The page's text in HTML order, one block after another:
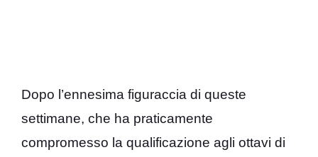
Dopo l’ennesima figuraccia di queste
settimane, che ha praticamente
compromesso la qualificazione agli ottavi di